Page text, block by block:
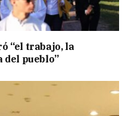
“el trabajo, la
del pueblo”